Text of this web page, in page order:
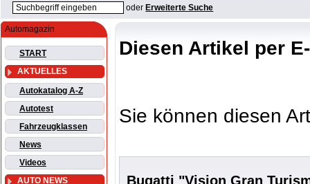
oder Erweiterte Suche
Automagazin
START
AKTUELLES
Autokatalog A-Z
Autotest
Fahrzeugklassen
News
Videos
AUTO NEWS
Diesen Artikel per
Sie können diesen
Bugatti "Vision Gran